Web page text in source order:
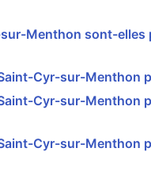
Menthon sont-elles
Cyr-sur-Menthon
Cyr-sur-Menthon
Cyr-sur-Menthon